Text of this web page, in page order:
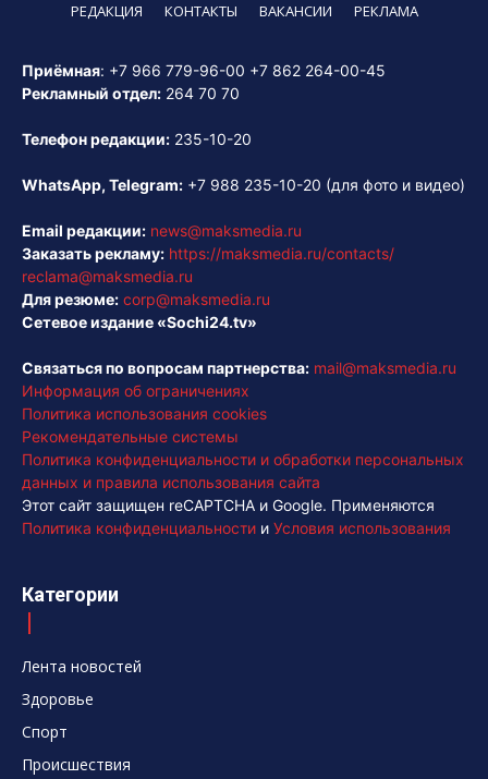
РЕДАКЦИЯ КОНТАКТЫ ВАКАНСИИ РЕКЛАМА
Приёмная: +7 966 779-96-00 +7 862 264-00-45
Рекламный отдел: 264 70 70
Телефон редакции: 235-10-20
WhatsApp, Telegram: +7 988 235-10-20 (для фото и видео)
Email редакции: news@maksmedia.ru
Заказать рекламу: https://maksmedia.ru/contacts/
reclama@maksmedia.ru
Для резюме: corp@maksmedia.ru
Сетевое издание «Sochi24.tv»
Связаться по вопросам партнерства: mail@maksmedia.ru
Информация об ограничениях
Политика использования cookies
Рекомендательные системы
Политика конфиденциальности и обработки персональных
данных и правила использования сайта
Этот сайт защищен reCAPTCHA и Google. Применяются
Политика конфиденциальности и Условия использования
Категории
Лента новостей
Здоровье
Спорт
Происшествия